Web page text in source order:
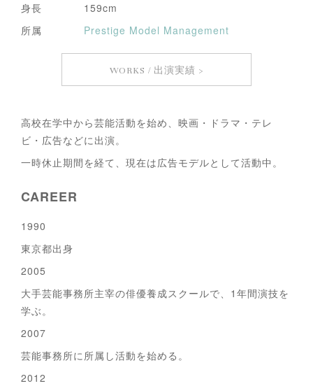
身長 159cm
所属 Prestige Model Management
WORKS / 出演実績 >
高校在学中から芸能活動を始め、映画・ドラマ・テレ
ビ・広告などに出演。
一時休止期間を経て、現在は広告モデルとして活動中。
CAREER
1990
東京都出身
2005
大手芸能事務所主宰の俳優養成スクールで、1年間演技を
学ぶ。
2007
芸能事務所に所属し活動を始める。
2012